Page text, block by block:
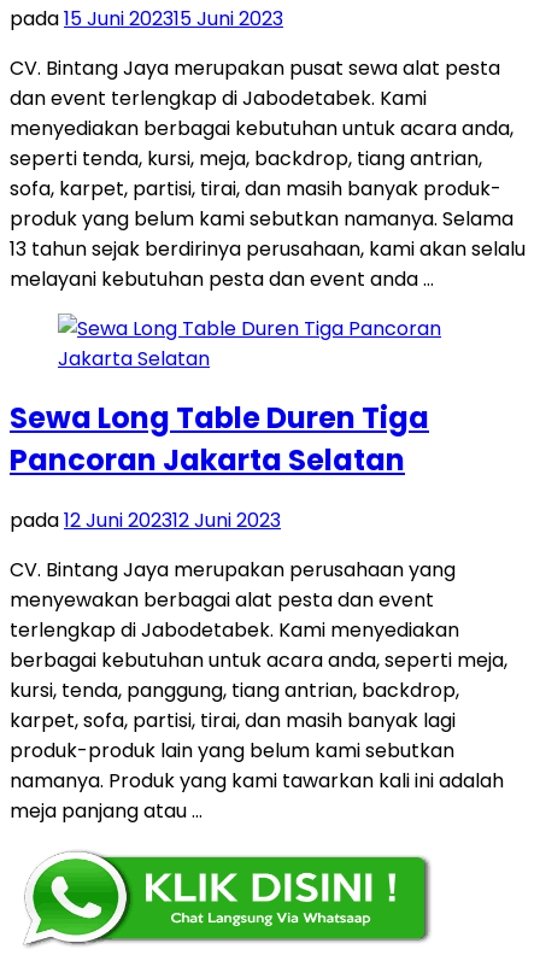
pada15 Juni 202315 Juni 2023
CV. Bintang Jaya merupakan pusat sewa alat pesta
dan event terlengkap di Jabodetabek. Kami
menyediakan berbagai kebutuhan untuk acara anda,
seperti tenda, kursi, meja, backdrop, tiang antrian,
sofa, karpet, partisi, tirai, dan masih banyak produk-
produk yang belum kami sebutkan namanya. Selama
13 tahun sejak berdirinya perusahaan, kami akan selalu
melayani kebutuhan pesta dan event anda …
Sewa Long Table Duren Tiga
Pancoran Jakarta Selatan
pada12 Juni 202312 Juni 2023
CV. Bintang Jaya merupakan perusahaan yang
menyewakan berbagai alat pesta dan event
terlengkap di Jabodetabek. Kami menyediakan
berbagai kebutuhan untuk acara anda, seperti meja,
kursi, tenda, panggung, tiang antrian, backdrop,
karpet, sofa, partisi, tirai, dan masih banyak lagi
produk-produk lain yang belum kami sebutkan
namanya. Produk yang kami tawarkan kali ini adalah
meja panjang atau …